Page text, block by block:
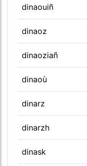
dinaouiñ
dinaoz
dinaoziañ
dinaoù
dinarz
dinarzh
dinask